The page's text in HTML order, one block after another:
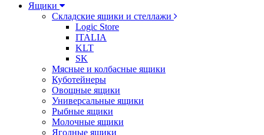
Ящики
Складские ящики и стеллажи
Logic Store
ITALIA
KLT
SK
Мясные и колбасные ящики
Куботейнеры
Овощные ящики
Универсальные ящики
Рыбные ящики
Молочные ящики
Ягодные ящики